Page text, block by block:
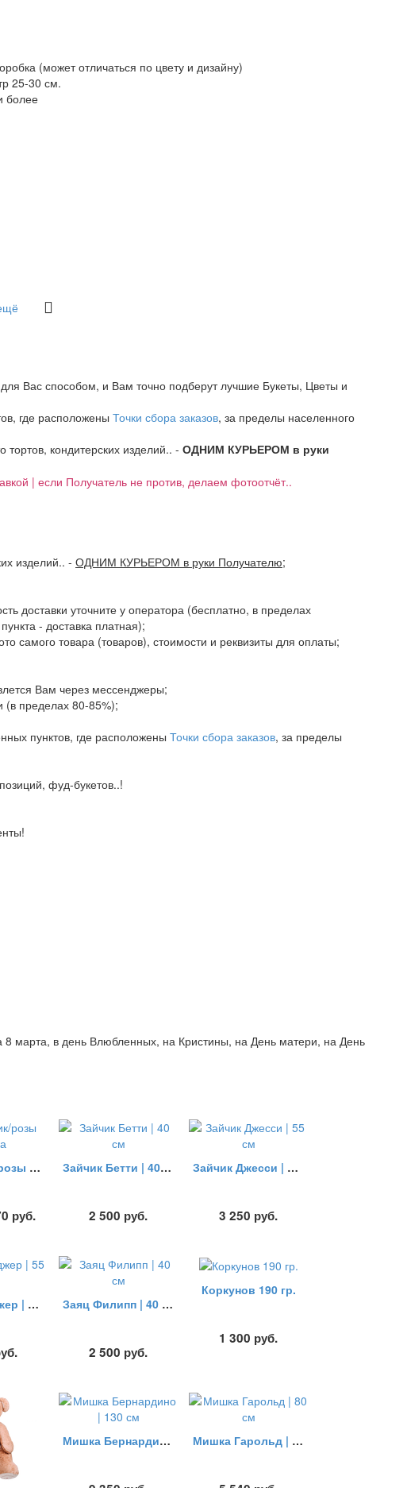
(может отличаться по цвету и дизайну)
25-30 см.
более
Вас способом, и Вам точно подберут лучшие Букеты, Цветы и
где расположены Точки сбора заказов, за пределы населенного
кондитерских изделий.. - ОДНИМ КУРЬЕРОМ в руки
| если Получатель не против, делаем фотоотчёт..
изделий.. - ОДНИМ КУРЬЕРОМ в руки Получателю;
доставки уточните у оператора (бесплатно, в пределах
- доставка платная);
самого товара (товаров), стоимости и реквизиты для оплаты;
Вам через мессенджеры;
(в пределах 80-85%);
пунктов, где расположены Точки сбора заказов, за пределы
фуд-букетов..!
8 марта, в день Влюбленных, на Кристины, на День матери, на День
Бомбастик/розы пионка
руб.
Зайчик Бетти | 40 см
2 500 руб.
Зайчик Джесси | 55 см
3 250 руб.
Зайчик Роджер | 55 см Заяц Филипп | 40 см
2 500 руб.
Коркунов 190 гр.
1 300 руб.
Мишка Бернардино | 130 см Мишка Гарольд | 80 см